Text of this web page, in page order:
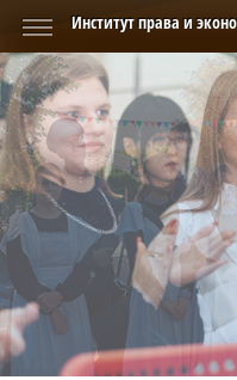
Институт права и